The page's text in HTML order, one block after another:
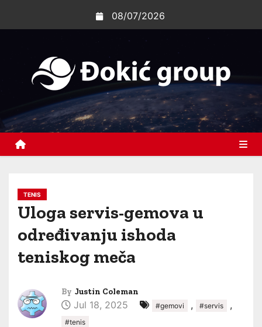
o
t
08/07/2026
TENIS
Uloga servis-gemova u
određivanju ishoda
teniskog meča
By Justin Coleman
Jul 18, 2025 #gemovi , #servis ,
#tenis